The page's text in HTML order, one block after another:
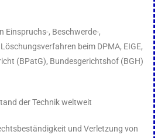
Einspruchs-, Beschwerde-,
beim DPMA, EIGE,
(BPatG), Bundesgerichtshof (BGH)
der Technik weltweit
und Verletzung von